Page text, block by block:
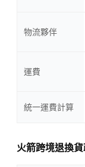
物流夥伴
運費
統一運費計算
火箭跨境退換